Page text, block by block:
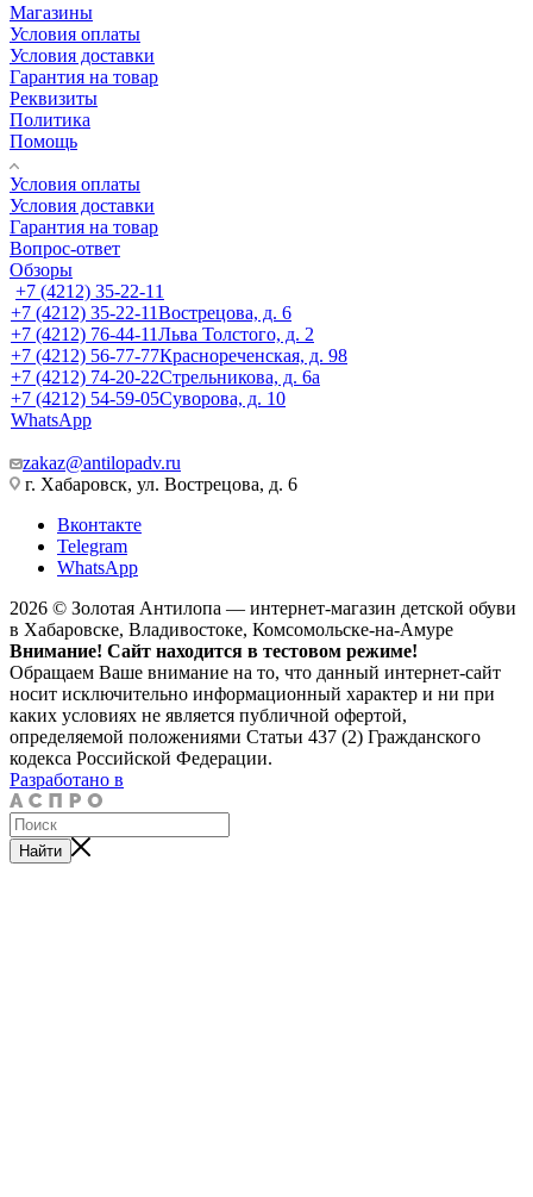
Магазины
Условия оплаты
Условия доставки
Гарантия на товар
Реквизиты
Политика
Помощь
Условия оплаты
Условия доставки
Гарантия на товар
Вопрос-ответ
Обзоры
+7 (4212) 35-22-11
+7 (4212) 35-22-11Вострецова, д. 6
+7 (4212) 76-44-11Льва Толстого, д. 2
+7 (4212) 56-77-77Краснореченская, д. 98
+7 (4212) 74-20-22Стрельникова, д. 6а
+7 (4212) 54-59-05Суворова, д. 10
WhatsApp
zakaz@antilopadv.ru
г. Хабаровск, ул. Вострецова, д. 6
Вконтакте
Telegram
WhatsApp
2026 © Золотая Антилопа — интернет-магазин детской обуви
в Хабаровске, Владивостоке, Комсомольске-на-Амуре
Внимание! Сайт находится в тестовом режиме!
Обращаем Ваше внимание на то, что данный интернет-сайт
носит исключительно информационный характер и ни при
каких условиях не является публичной офертой,
определяемой положениями Статьи 437 (2) Гражданского
кодекса Российской Федерации.
Разработано в
Найти